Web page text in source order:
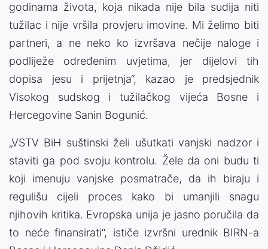
godinama života, koja nikada nije bila sudija niti
tužilac i nije vršila provjeru imovine. Mi želimo biti
partneri, a ne neko ko izvršava nečije naloge i
podliježe određenim uvjetima, jer dijelovi tih
dopisa jesu i prijetnja“, kazao je predsjednik
Visokog sudskog i tužilačkog vijeća Bosne i
Hercegovine Sanin Bogunić.
„VSTV BiH suštinski želi ušutkati vanjski nadzor i
staviti ga pod svoju kontrolu. Žele da oni budu ti
koji imenuju vanjske posmatrače, da ih biraju i
regulišu cijeli proces kako bi umanjili snagu
njihovih kritika. Evropska unija je jasno poručila da
to neće finansirati“, ističe izvršni urednik BIRN-a